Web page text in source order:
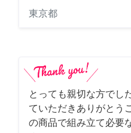
東京都
とっても親切な方でし
ていただきありがとう
の商品で組み立て必要